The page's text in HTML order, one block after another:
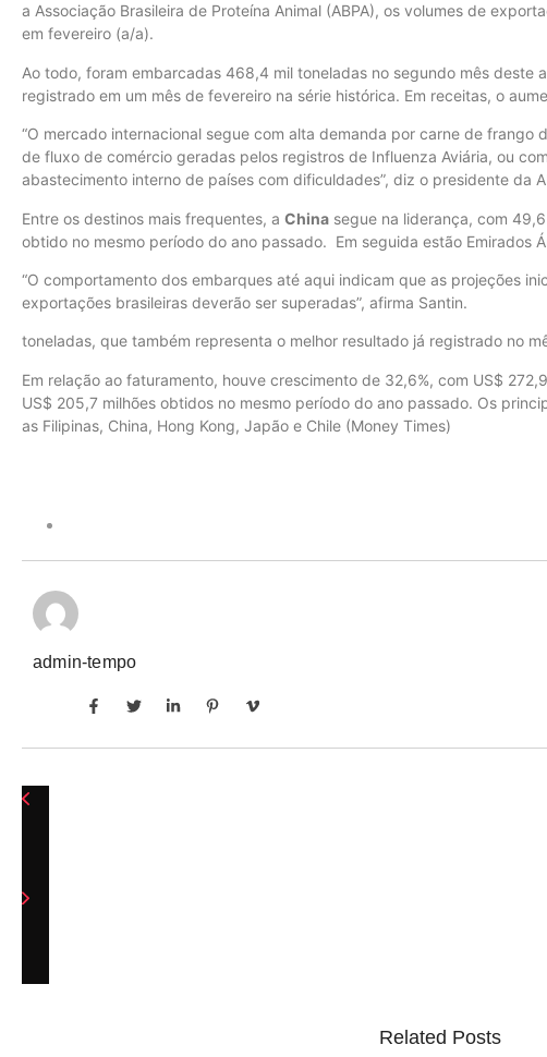
a Associação Brasileira de Proteína Animal (ABPA), os volumes de
em fevereiro (a/a).
Ao todo, foram embarcadas 468,4 mil toneladas no segundo mês deste
registrado em um mês de fevereiro na série histórica. Em receitas, o
“O mercado internacional segue com alta demanda por carne de frango
de fluxo de comércio geradas pelos registros de Influenza Aviária, ou
abastecimento interno de países com dificuldades”, diz o presidente da
Entre os destinos mais frequentes, a China segue na liderança, com
obtido no mesmo período do ano passado. Em seguida estão Emirados
“O comportamento dos embarques até aqui indicam que as projeções
exportações brasileiras deverão ser superadas”, afirma Santin.
toneladas, que também representa o melhor resultado já registrado no
Em relação ao faturamento, houve crescimento de 32,6%, com US$
US$ 205,7 milhões obtidos no mesmo período do ano passado. Os
as Filipinas, China, Hong Kong, Japão e Chile (Money Times)
admin-tempo
Related Posts